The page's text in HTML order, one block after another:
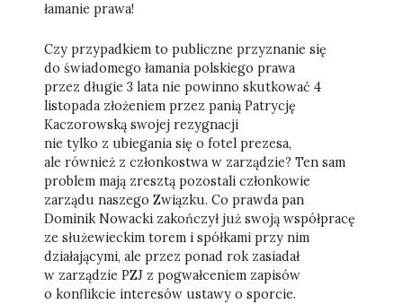
łamanie prawa!
Czy przypadkiem to publiczne przyznanie się
do świadomego łamania polskiego prawa
przez długie 3 lata nie powinno skutkować 4
listopada złożeniem przez panią Patrycję
Kaczorowską swojej rezygnacji
nie tylko z ubiegania się o fotel prezesa,
ale również z członkostwa w zarządzie? Ten sam
problem mają zresztą pozostali członkowie
zarządu naszego Związku. Co prawda pan
Dominik Nowacki zakończył już swoją współpracę
ze służewieckim torem i spółkami przy nim
działającymi, ale przez ponad rok zasiadał
w zarządzie PZJ z pogwałceniem zapisów
o konflikcie interesów ustawy o sporcie.